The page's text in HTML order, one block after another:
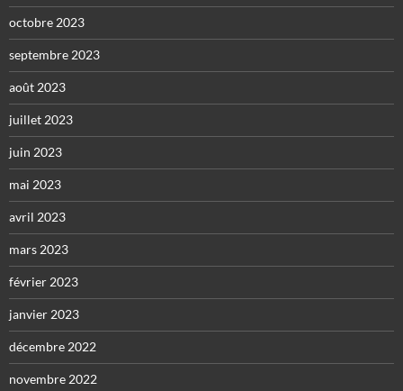
octobre 2023
septembre 2023
août 2023
juillet 2023
juin 2023
mai 2023
avril 2023
mars 2023
février 2023
janvier 2023
décembre 2022
novembre 2022